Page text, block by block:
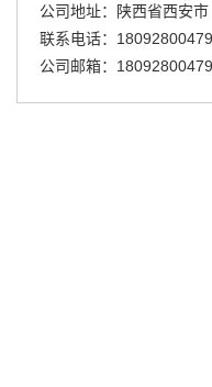
公司地址：陕西省西安市
联系电话：18092800479
公司邮箱：